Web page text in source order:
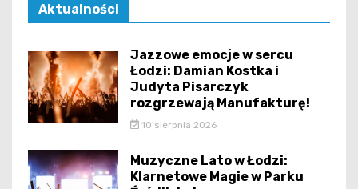
Aktualności
Jazzowe emocje w sercu
Łodzi: Damian Kostka i
Judyta Pisarczyk
rozgrzewają Manufakturę!
10 sierpnia 2026
Muzyczne Lato w Łodzi:
Klarnetowe Magie w Parku